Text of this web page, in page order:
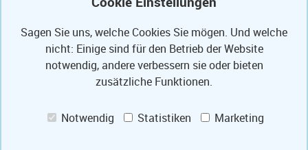
Wie schreibt man "wie viel"?
Längstes deutsches Wort
Anrede in E-Mails
Anschriften und Anreden
Ihre Code-Card
Ihre Texterfibel
Homepage-Test
Muster-Widerrufsformular
Partner
Referenzen
Jobs
Sagen Sie uns, welche Cookies Sie mögen. Und welche
nicht: Einige sind für den Betrieb der Website
notwendig, andere verbessern sie oder bieten
zusätzliche Funktionen.
Notwendig Statistiken Marketing